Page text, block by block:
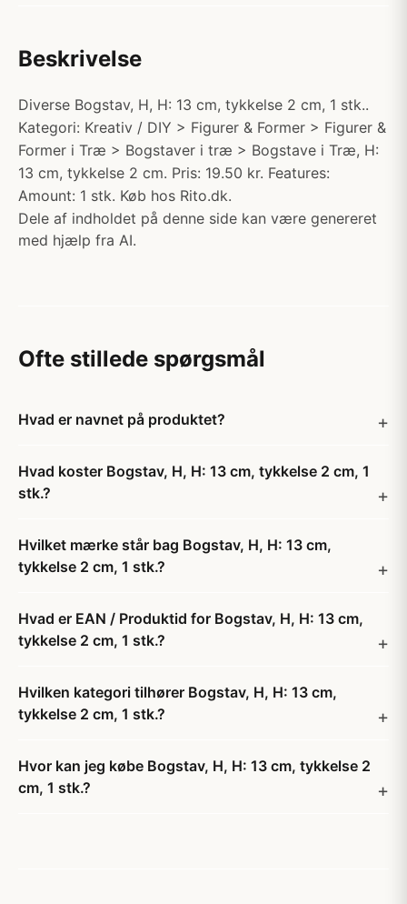
Beskrivelse
Diverse Bogstav, H, H: 13 cm, tykkelse 2 cm, 1 stk..
Kategori: Kreativ / DIY > Figurer & Former > Figurer &
Former i Træ > Bogstaver i træ > Bogstave i Træ, H:
13 cm, tykkelse 2 cm. Pris: 19.50 kr. Features:
Amount: 1 stk. Køb hos Rito.dk.
Dele af indholdet på denne side kan være genereret
med hjælp fra AI.
Ofte stillede spørgsmål
Hvad er navnet på produktet?
Hvad koster Bogstav, H, H: 13 cm, tykkelse 2 cm, 1
stk.?
Hvilket mærke står bag Bogstav, H, H: 13 cm,
tykkelse 2 cm, 1 stk.?
Hvad er EAN / Produktid for Bogstav, H, H: 13 cm,
tykkelse 2 cm, 1 stk.?
Hvilken kategori tilhører Bogstav, H, H: 13 cm,
tykkelse 2 cm, 1 stk.?
Hvor kan jeg købe Bogstav, H, H: 13 cm, tykkelse 2
cm, 1 stk.?